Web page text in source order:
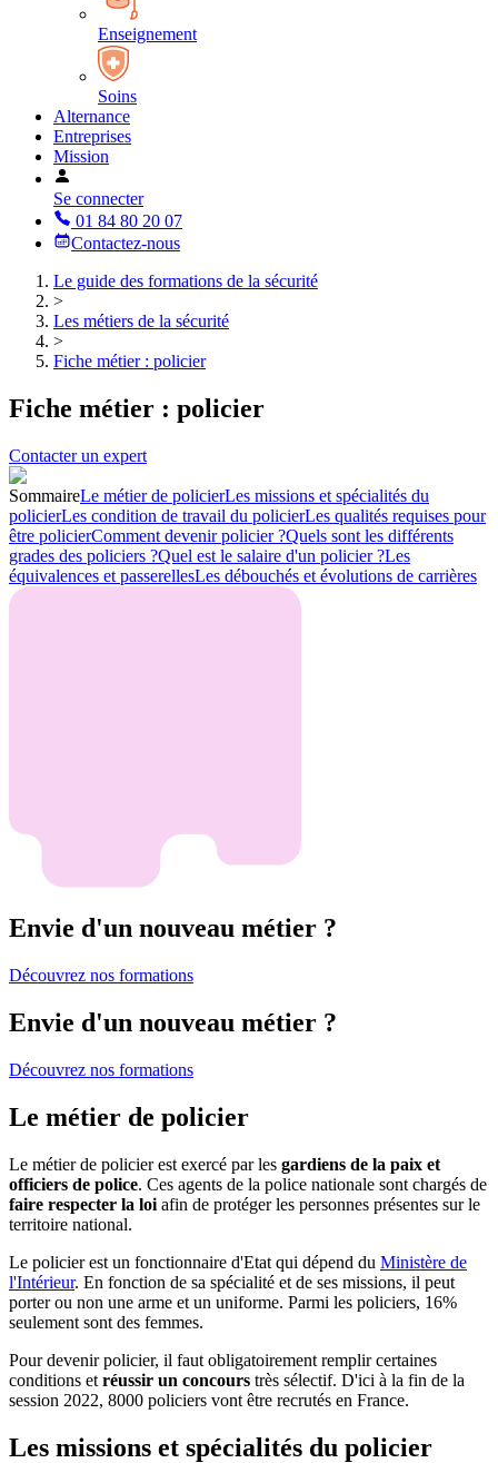
Enseignement
Soins
Alternance
Entreprises
Mission
Se connecter
01 84 80 20 07
Contactez-nous
Le guide des formations de la sécurité
>
Les métiers de la sécurité
>
Fiche métier : policier
Fiche métier : policier
Contacter un expert
SommaireLe métier de policierLes missions et spécialités du
policierLes condition de travail du policierLes qualités requises pour
être policierComment devenir policier ?Quels sont les différents
grades des policiers ?Quel est le salaire d'un policier ?Les
équivalences et passerellesLes débouchés et évolutions de carrières
Envie d'un nouveau métier ?
Découvrez nos formations
Envie d'un nouveau métier ?
Découvrez nos formations
Le métier de policier
Le métier de policier est exercé par les gardiens de la paix et
officiers de police. Ces agents de la police nationale sont chargés de
faire respecter la loi afin de protéger les personnes présentes sur le
territoire national.
Le policier est un fonctionnaire d'Etat qui dépend du Ministère de
l'Intérieur. En fonction de sa spécialité et de ses missions, il peut
porter ou non une arme et un uniforme. Parmi les policiers, 16%
seulement sont des femmes.
Pour devenir policier, il faut obligatoirement remplir certaines
conditions et réussir un concours très sélectif. D'ici à la fin de la
session 2022, 8000 policiers vont être recrutés en France.
Les missions et spécialités du policier